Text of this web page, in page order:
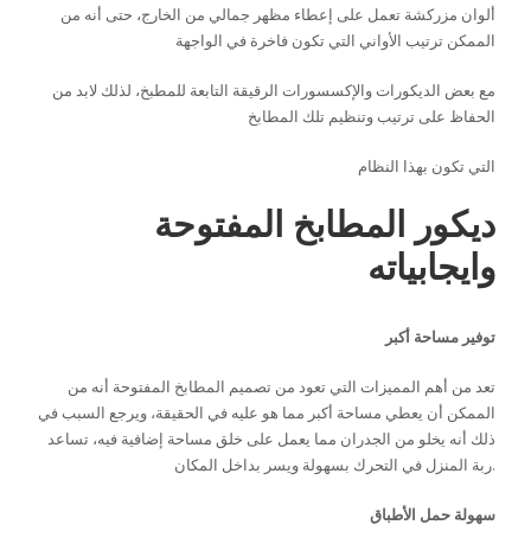
ألوان مزركشة تعمل على إعطاء مظهر جمالي من الخارج، حتى أنه من
الممكن ترتيب الأواني التي تكون فاخرة في الواجهة
مع بعض الديكورات والإكسسورات الرقيقة التابعة للمطبخ، لذلك لابد من
الحفاظ على ترتيب وتنظيم تلك المطابخ
التي تكون بهذا النظام
ديكور المطابخ المفتوحة
وايجابياته
توفير مساحة أكبر
تعد من أهم المميزات التي تعود من تصميم المطابخ المفتوحة أنه من
الممكن أن يعطي مساحة أكبر مما هو عليه في الحقيقة، ويرجع السبب في
ذلك أنه يخلو من الجدران مما يعمل على خلق مساحة إضافية فيه، تساعد
ربة المنزل في التحرك بسهولة ويسر بداخل المكان.
سهولة حمل الأطباق